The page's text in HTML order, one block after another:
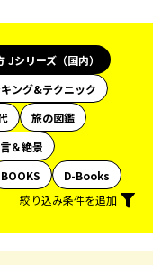
Jシリーズ（国内）
ング&テクニック
旅の図鑑
＆絶景
BOOKS
D-Books
絞り込み条件を追加